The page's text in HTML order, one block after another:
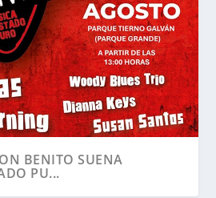
BENITO SUENA
PU...